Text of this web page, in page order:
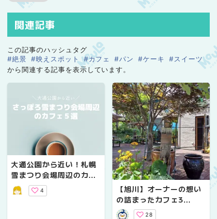
関連記事
この記事のハッシュタグ
#絶景 #映えスポット #カフェ #パン #ケーキ
#スイーツ
から関連する記事を表示しています。
大通公園から近い！札幌
雪まつり会場周辺のカフ
ェ５選
4
【旭川】オーナーの想い
の詰まったカフェ3
軒！！
28